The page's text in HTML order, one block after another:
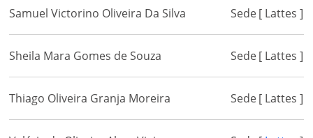
Samuel Victorino Oliveira Da Silva Sede[ Lattes ]
Sheila Mara Gomes de Souza Sede[ Lattes ]
Thiago Oliveira Granja Moreira Sede[ Lattes ]